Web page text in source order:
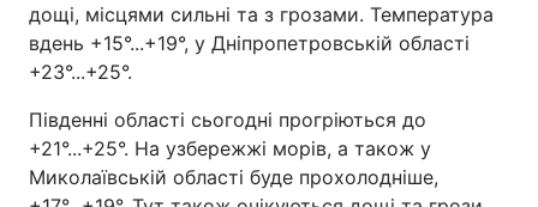
дощі, місцями сильні та з грозами. Температура
вдень +15°...+19°, у Дніпропетровській області
+23°...+25°.
Південні області сьогодні прогріються до
+21°...+25°. На узбережжі морів, а також у
Миколаївській області буде прохолодніше,